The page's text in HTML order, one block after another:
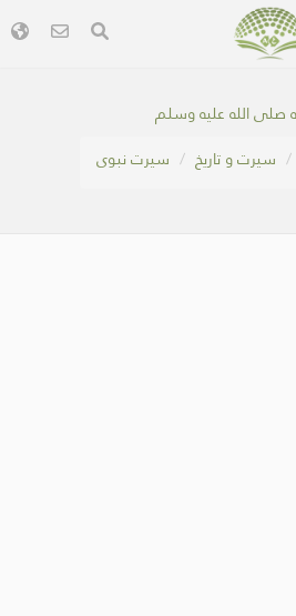
صلی الله علیه وسلم
سیرت و تاریخ سیرت نبوی